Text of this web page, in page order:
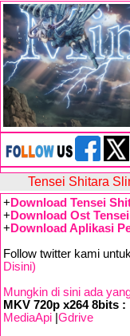
Tensei Shitara
+ Download Tensei
+ Download Ost
+ Download Aplikasi
Follow twitter kami
Disini)
Mungkin di sini ada
MKV 720p x264 8bits :
MediaApi Gdrive